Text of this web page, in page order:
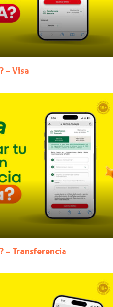
– Visa
– Transferencia